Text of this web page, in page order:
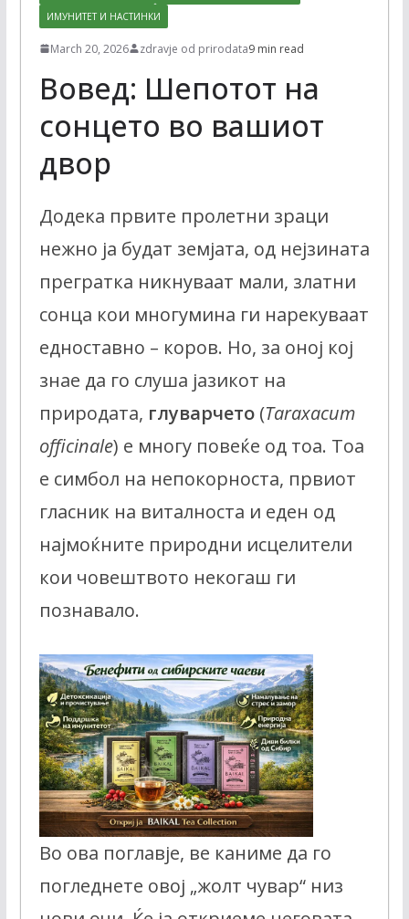
ИМУНИТЕТ И НАСТИНКИ
March 20, 2026 zdravje od prirodata9 min read
Вовед: Шепотот на
сонцето во вашиот
двор
Додека првите пролетни зраци
нежно ја будат земјата, од нејзината
прегратка никнуваат мали, златни
сонца кои многумина ги нарекуваат
едноставно – коров. Но, за оној кој
знае да го слуша јазикот на
природата, глуварчето(Taraxacum
officinale) е многу повеќе од тоа. Тоа
е симбол на непокорноста, првиот
гласник на виталноста и еден од
најмоќните природни исцелители
кои човештвото некогаш ги
познавало.
Во ова поглавје, ве каниме да го
погледнете овој „жолт чувар“ низ